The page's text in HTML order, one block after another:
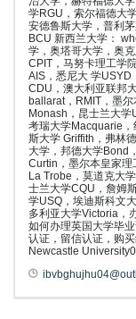
学RGU，索尔福德大
安德鲁斯大学，普利
BCU 新西兰大学：
学，奥塔哥大学，奥
CPIT，马努卡理工学
AIS，悉尼大 学USYD
CDU，澳大利亚联邦
ballarat，RMIT，墨
Monash，昆士兰大
考瑞大学Macquarie
斯大学 Griffith，弗林
大学，邦德大学Bond
Curtin，墨尔本皇家理
La Trobe，莫道克大
士兰大学CQU，詹姆
学USQ，埃迪斯科文
多利亚大学Victoria，
如何办理英国大学毕
认证，留信认证，购
Newcastle University0